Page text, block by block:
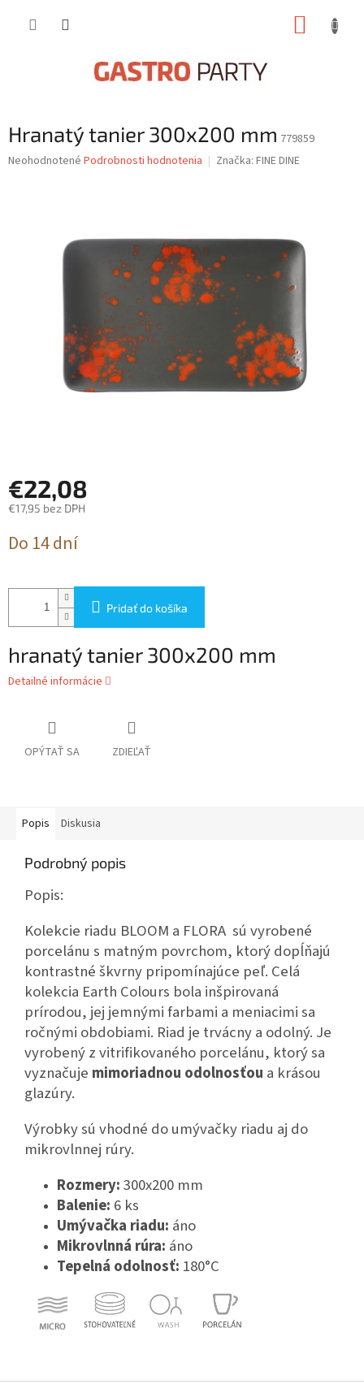
Hranatý tanier 300x200 mm 779859
Priemerné
Neohodnotené Podrobnosti hodnotenia Značka: FINE DINE
€22,08
€17,95 bez DPH
cena:
Do 14 dní
Pridať do košíka
hranatý tanier 300x200 mm
Detailné informácie
OPÝTAŤ SA ZDIEĽAŤ
Popis Diskusia
Podrobný popis
Popis:
Kolekcie riadu BLOOM a FLORA sú vyrobené
porcelánu s matným povrchom, ktorý dopĺňajú
kontrastné škvrny pripomínajúce peľ. Celá
kolekcia Earth Colours bola inšpirovaná
prírodou, jej jemnými farbami a meniacimi sa
ročnými obdobiami. Riad je trvácny a odolný. Je
vyrobený z vitrifikovaného porcelánu, ktorý sa
vyznačuje mimoriadnou odolnosťou a krásou
glazúry.
Výrobky sú vhodné do umývačky riadu aj do
mikrovlnnej rúry.
Rozmery:300x200 mm
Balenie: 6 ks
Umývačka riadu: áno
Mikrovlnná rúra: áno
Tepelná odolnosť: 180°C